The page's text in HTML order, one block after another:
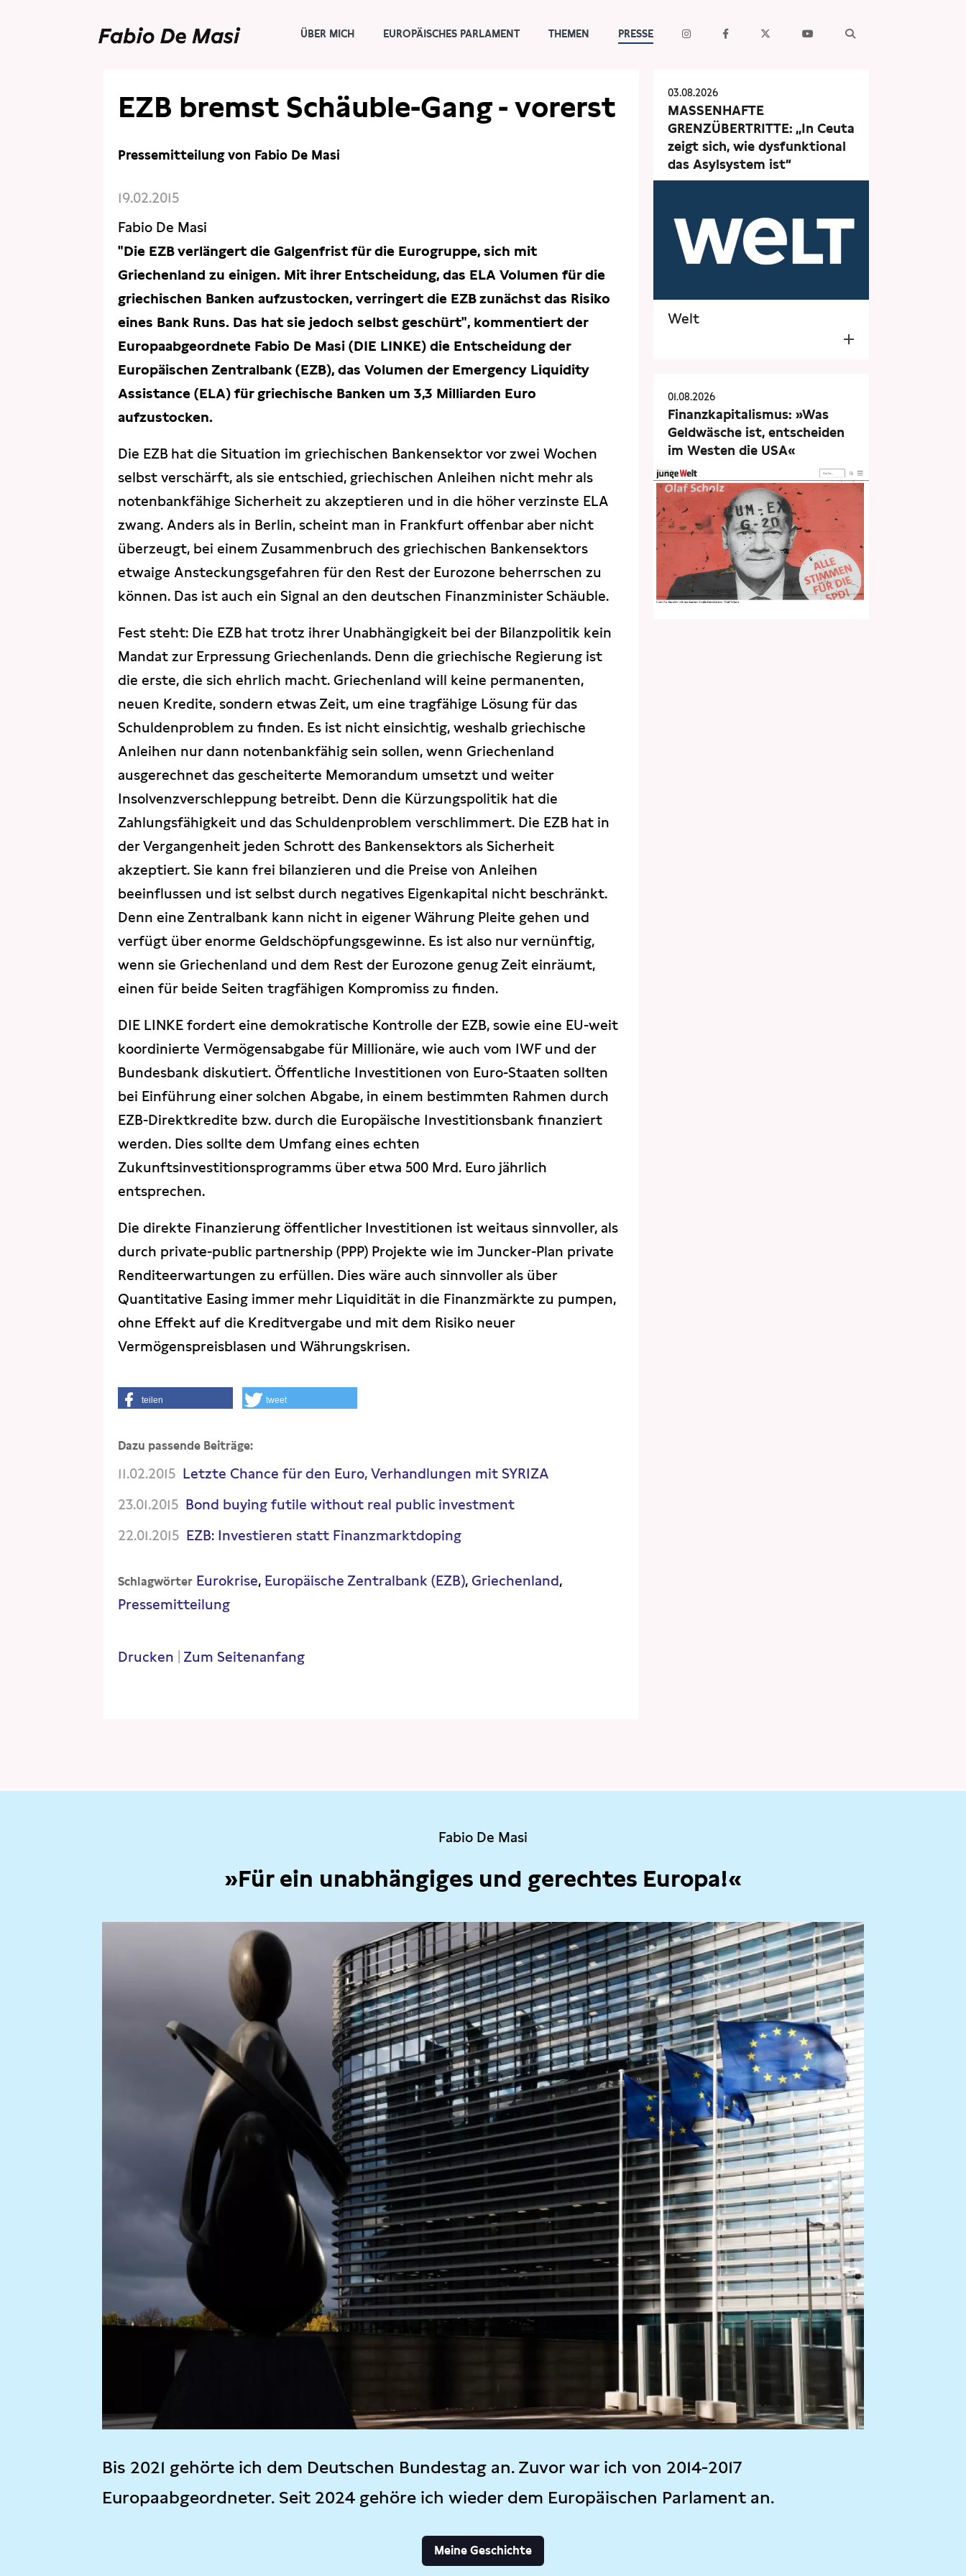
ÜBER MICH EUROPÄISCHES PARLAMENT THEMEN PRESSE
EZB bremst Schäuble-Gang - vorerst
Pressemitteilung von Fabio De Masi
19.02.2015
Fabio De Masi
"Die EZB verlängert die Galgenfrist für die Eurogruppe, sich mit
Griechenland zu einigen. Mit ihrer Entscheidung, das ELA Volumen für die
griechischen Banken aufzustocken, verringert die EZB zunächst das Risiko
eines Bank Runs. Das hat sie jedoch selbst geschürt", kommentiert der
Europaabgeordnete Fabio De Masi (DIE LINKE) die Entscheidung der
Europäischen Zentralbank (EZB), das Volumen der Emergency Liquidity
Assistance (ELA) für griechische Banken um 3,3 Milliarden Euro
aufzustocken.
Die EZB hat die Situation im griechischen Bankensektor vor zwei Wochen
selbst verschärft, als sie entschied, griechischen Anleihen nicht mehr als
notenbankfähige Sicherheit zu akzeptieren und in die höher verzinste ELA
zwang. Anders als in Berlin, scheint man in Frankfurt offenbar aber nicht
überzeugt, bei einem Zusammenbruch des griechischen Bankensektors
etwaige Ansteckungsgefahren für den Rest der Eurozone beherrschen zu
können. Das ist auch ein Signal an den deutschen Finanzminister Schäuble.
Fest steht: Die EZB hat trotz ihrer Unabhängigkeit bei der Bilanzpolitik kein
Mandat zur Erpressung Griechenlands. Denn die griechische Regierung ist
die erste, die sich ehrlich macht. Griechenland will keine permanenten,
neuen Kredite, sondern etwas Zeit, um eine tragfähige Lösung für das
Schuldenproblem zu finden. Es ist nicht einsichtig, weshalb griechische
Anleihen nur dann notenbankfähig sein sollen, wenn Griechenland
ausgerechnet das gescheiterte Memorandum umsetzt und weiter
Insolvenzverschleppung betreibt. Denn die Kürzungspolitik hat die
Zahlungsfähigkeit und das Schuldenproblem verschlimmert. Die EZB hat in
der Vergangenheit jeden Schrott des Bankensektors als Sicherheit
akzeptiert. Sie kann frei bilanzieren und die Preise von Anleihen
beeinflussen und ist selbst durch negatives Eigenkapital nicht beschränkt.
Denn eine Zentralbank kann nicht in eigener Währung Pleite gehen und
verfügt über enorme Geldschöpfungsgewinne. Es ist also nur vernünftig,
wenn sie Griechenland und dem Rest der Eurozone genug Zeit einräumt,
einen für beide Seiten tragfähigen Kompromiss zu finden.
DIE LINKE fordert eine demokratische Kontrolle der EZB, sowie eine EU-weit
koordinierte Vermögensabgabe für Millionäre, wie auch vom IWF und der
Bundesbank diskutiert. Öffentliche Investitionen von Euro-Staaten sollten
bei Einführung einer solchen Abgabe, in einem bestimmten Rahmen durch
EZB-Direktkredite bzw. durch die Europäische Investitionsbank finanziert
werden. Dies sollte dem Umfang eines echten
Zukunftsinvestitionsprogramms über etwa 500 Mrd. Euro jährlich
entsprechen.
Die direkte Finanzierung öffentlicher Investitionen ist weitaus sinnvoller, als
durch private-public partnership (PPP) Projekte wie im Juncker-Plan private
Renditeerwartungen zu erfüllen. Dies wäre auch sinnvoller als über
Quantitative Easing immer mehr Liquidität in die Finanzmärkte zu pumpen,
ohne Effekt auf die Kreditvergabe und mit dem Risiko neuer
Vermögenspreisblasen und Währungskrisen.
teilen tweet
Dazu passende Beiträge:
11.02.2015 Letzte Chance für den Euro, Verhandlungen mit SYRIZA
23.01.2015 Bond buying futile without real public investment
22.01.2015 EZB: Investieren statt Finanzmarktdoping
Schlagwörter Eurokrise Europäische Zentralbank (EZB) Griechenland
Pressemitteilung
Drucken Zum Seitenanfang
03.08.2026
MASSENHAFTE
GRENZÜBERTRITTE: „In Ceuta
zeigt sich, wie dysfunktional
das Asylsystem ist“
Welt
01.08.2026
Finanzkapitalismus: »Was
Geldwäsche ist, entscheiden
im Westen die USA«
Fabio De Masi
»Für ein unabhängiges und gerechtes Europa!«
Bis 2021 gehörte ich dem Deutschen Bundestag an. Zuvor war ich von 2014-2017
Europaabgeordneter. Seit 2024 gehöre ich wieder dem Europäischen Parlament an.
Meine Geschichte